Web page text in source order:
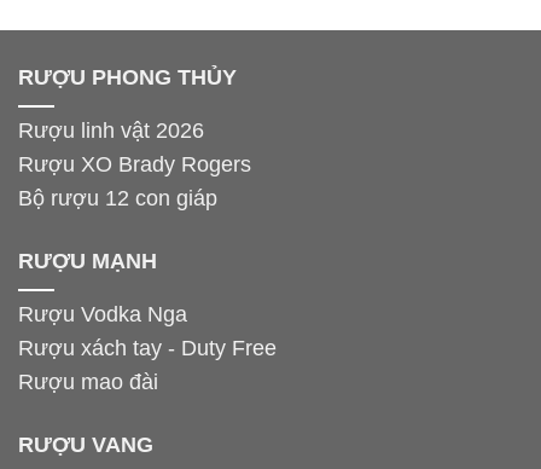
RƯỢU PHONG THỦY
Rượu linh vật 2026
Rượu XO Brady Rogers
Bộ rượu 12 con giáp
RƯỢU MẠNH
Rượu Vodka Nga
Rượu xách tay - Duty Free
Rượu mao đài
RƯỢU VANG